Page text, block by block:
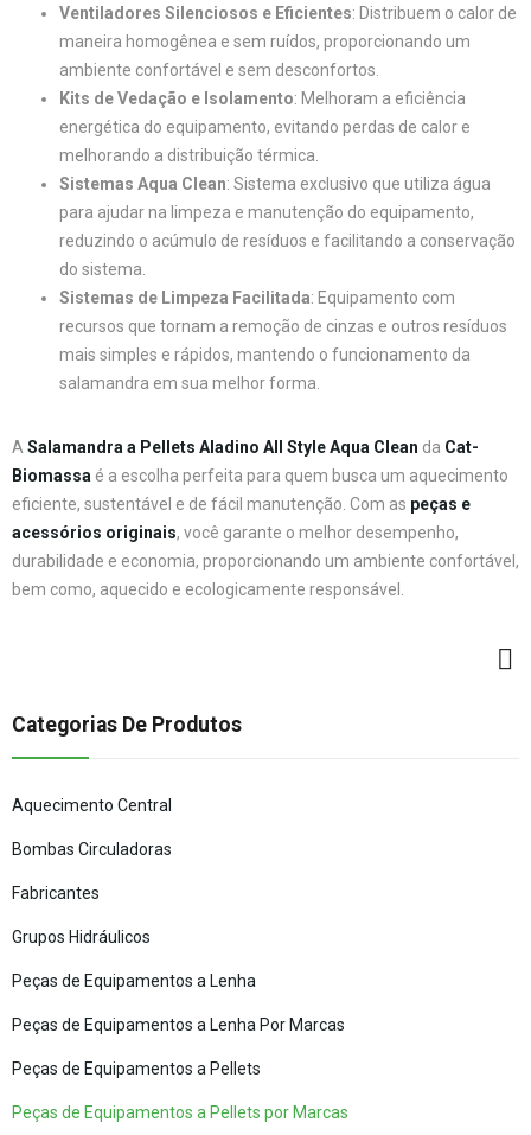
Ventiladores Silenciosos e Eficientes: Distribuem o calor de
maneira homogênea e sem ruídos, proporcionando um
ambiente confortável e sem desconfortos.
Kits de Vedação e Isolamento: Melhoram a eficiência
energética do equipamento, evitando perdas de calor e
melhorando a distribuição térmica.
Sistemas Aqua Clean: Sistema exclusivo que utiliza água
para ajudar na limpeza e manutenção do equipamento,
reduzindo o acúmulo de resíduos e facilitando a conservação
do sistema.
Sistemas de Limpeza Facilitada: Equipamento com
recursos que tornam a remoção de cinzas e outros resíduos
mais simples e rápidos, mantendo o funcionamento da
salamandra em sua melhor forma.
ASalamandra a Pellets Aladino All Style Aqua Clean da Cat-
Biomassa é a escolha perfeita para quem busca um aquecimento
eficiente, sustentável e de fácil manutenção. Com as peças e
acessórios originais, você garante o melhor desempenho,
durabilidade e economia, proporcionando um ambiente confortável,
bem como, aquecido e ecologicamente responsável.
Categorias De Produtos
Aquecimento Central
Bombas Circuladoras
Fabricantes
Grupos Hidráulicos
Peças de Equipamentos a Lenha
Peças de Equipamentos a Lenha Por Marcas
Peças de Equipamentos a Pellets
Peças de Equipamentos a Pellets por Marcas